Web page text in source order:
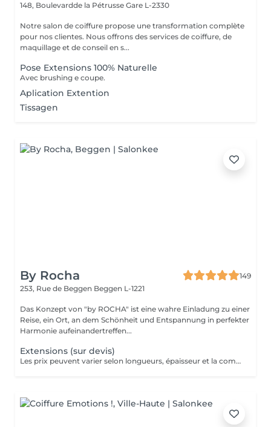
148, Boulevardde la Pétrusse Gare L-2330
Notre salon de coiffure propose une transformation complète
pour nos clientes. Nous offrons des services de coiffure, de
maquillage et de conseil en s...
Pose Extensions 100% Naturelle
Avec brushing e coupe.
Aplication Extention
Tissagen
By Rocha
149
253, Rue de Beggen Beggen L-1221
Das Konzept von "by ROCHA" ist eine wahre Einladung zu einer
Reise, ein Ort, an dem Schönheit und Entspannung in perfekter
Harmonie aufeinandertreffen...
Extensions (sur devis)
Les prix peuvent varier selon longueurs, épaisseur et la complexité du travail.